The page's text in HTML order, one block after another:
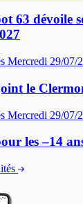
63 dévoile
Mercredi 29/07/
le
Mercredi 29/07/
les –14